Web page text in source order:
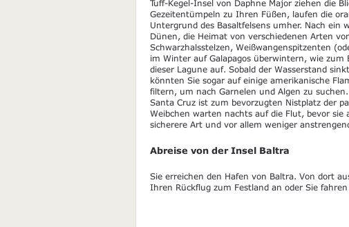
Tuff-Kegel-Insel von Daphne Major ziehen die
Gezeitentümpeln zu Ihren Füßen, laufen die
Untergrund des Basaltfelsens umher. Nach ein
Dünen, die Heimat von verschiedenen Arten
Schwarzhalsstelzen, Weißwangenspitzenten
im Winter auf Galapagos überwintern, wie zum
dieser Lagune auf. Sobald der Wasserstand
könnten Sie sogar auf einige amerikanische
filtern, um nach Garnelen und Algen zu
Santa Cruz ist zum bevorzugten Nistplatz der
Weibchen warten nachts auf die Flut, bevor
sicherere Art und vor allem weniger
Abreise von der Insel Baltra
Sie erreichen den Hafen von Baltra. Von dort
Ihren Rückflug zum Festland an oder Sie